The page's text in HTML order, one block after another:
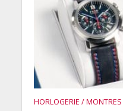
HORLOGERIE / MONTRES